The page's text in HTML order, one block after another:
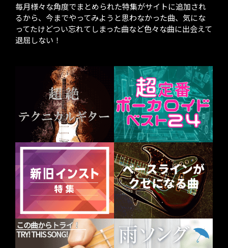
毎月様々な角度でまとめられた特集がサイトに追加され
るから、今までやってみようと思わなかった曲、気にな
ってたけどつい忘れてしまった曲など色々な曲に出会えて
退屈しない！